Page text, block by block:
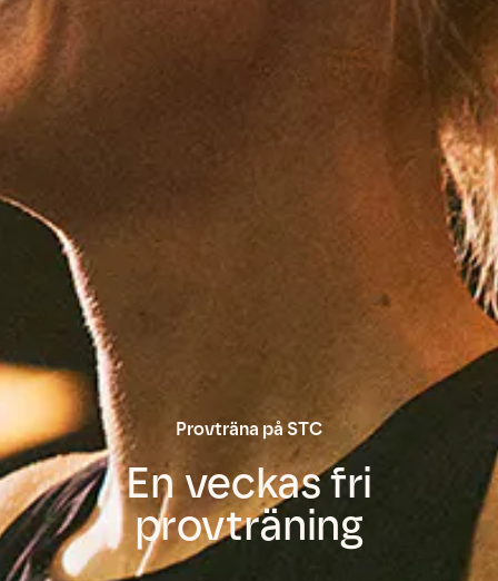
Provträna på STC
En veckasfri
provträning